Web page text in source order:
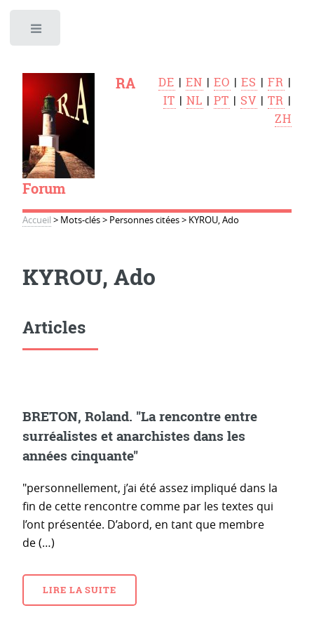
RA
Forum
DE |EN |EO |ES |FR |
IT |NL |PT | SV |TR |
ZH
Accueil > Mots-clés> Personnes citées> KYROU, Ado
KYROU, Ado
Articles
BRETON, Roland. "La rencontre entre
surréalistes et anarchistes dans les
années cinquante"
"personnellement, j’ai été assez impliqué dans la
fin de cette rencontre comme par les textes qui
l’ont présentée. D’abord, en tant que membre
de (…)
LIRE LA SUITE